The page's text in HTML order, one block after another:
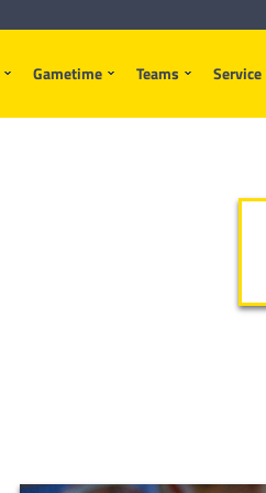
Gametime Teams Service